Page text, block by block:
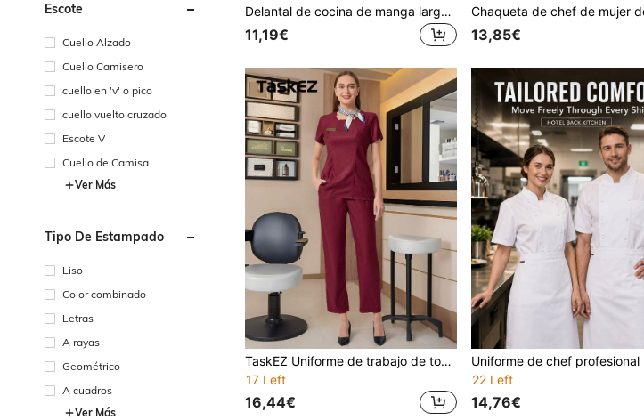
Escote
Cuello Alzado
Cuello Camisero
cuello en 'v' o pico
cuello vuelto cruzado
Escote V
Cuello de Camisa
Ver Más
Tipo De Estampado
Liso
Color combinado
Letras
A rayas
Geométrico
A cuadros
Ver Más
Delantal de cocina de manga larga de unicolor casual para mujer, primavera
11,19€ 13,85€
TaskEZ Uniforme de trabajo de top de manga corta y pantalones ajustados de color rojo burdeos con detalles de insignia para mujer
17 Left
16,44€
22 Left
14,76€